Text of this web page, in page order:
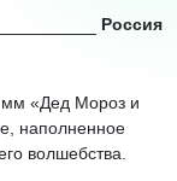
Россия
мм «Дед Мороз и
наполненное
волшебства.